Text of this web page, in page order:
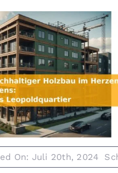
Holzbau im Herzen
Das Leopoldquartier
On: Juli 20th, 2024